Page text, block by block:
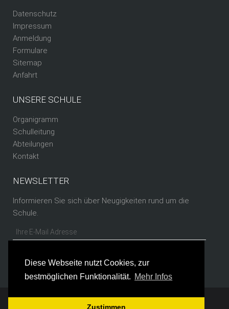
Diese Webseite nutzt Cookies, zur
bestmöglichen Funktionalität. Mehr Infos
Zustimmen
Datenschutz
Impressum
Anmeldung
Formulare
Sitemap
Anfahrt
UNSERE SCHULE
Organigramm
Schulleitung
Abteilungen
Kontakt
NEWSLETTER
Informieren Sie sich über Neugigkeiten rund um die
Schule.
Copyright © 2026 by TGBBZ 1 Saarbrücken